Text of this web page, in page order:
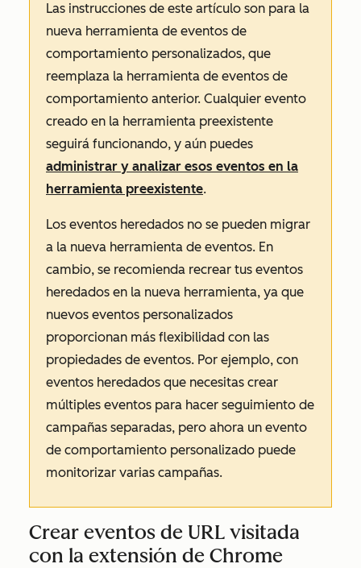
Las instrucciones de este artículo son para la
nueva herramienta de eventos de
comportamiento personalizados, que
reemplaza la herramienta de eventos de
comportamiento anterior. Cualquier evento
creado en la herramienta preexistente
seguirá funcionando, y aún puedes
administrar y analizar esos eventos en la
herramienta preexistente.
Los eventos heredados no se pueden migrar
a la nueva herramienta de eventos. En
cambio, se recomienda recrear tus eventos
heredados en la nueva herramienta, ya que
nuevos eventos personalizados
proporcionan más flexibilidad con las
propiedades de eventos. Por ejemplo, con
eventos heredados que necesitas crear
múltiples eventos para hacer seguimiento de
campañas separadas, pero ahora un evento
de comportamiento personalizado puede
monitorizar varias campañas.
Crear eventos de URL visitada
con la extensión de Chrome